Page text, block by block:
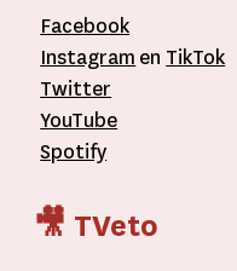
Facebook
Instagram en TikTok
Twitter
YouTube
Spotify
🎥 TVeto